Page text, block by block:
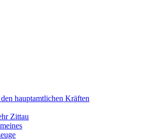
hauptamtlichen Kräften
Zittau